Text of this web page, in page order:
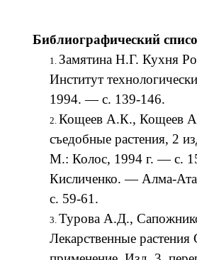
Библиографический
Замятина Н.Г. Кухня
Институт
1994. — с. 139-146.
Кощеев А.К., Кощеев
съедобные растения, 2
М.: Колос, 1994 г. — с.
Кисличенко. — Алма-
с. 59-61.
Турова А.Д.,
Лекарственные